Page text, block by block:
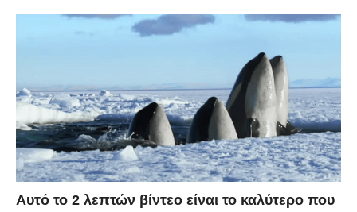
Αυτό το 2 λεπτών βίντεο είναι το καλύτερο που